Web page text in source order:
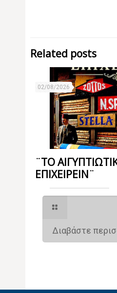
Related posts
02/08/2026
¨ΤΟ
ΕΠΙΧΕΙΡΕΙΝ¨
Διαβάστε